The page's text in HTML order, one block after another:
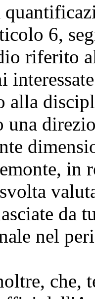
6,
riferito
alla
una
in
da
nel
che,